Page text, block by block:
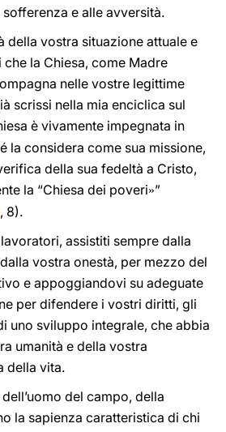
e alle avversità.
della vostra situazione attuale e
la Chiesa, come Madre
nelle vostre legittime
scrissi nella mia enciclica sul
è vivamente impegnata in
la considera come sua missione,
della sua fedeltà a Cristo,
la “Chiesa dei poveri»”
, 8).
assistiti sempre dalla
vostra onestà, per mezzo del
e appoggiandovi su adeguate
per difendere i vostri diritti, gli
uno sviluppo integrale, che abbia
umanità e della vostra
della vita.
del campo, della
la sapienza caratteristica di chi